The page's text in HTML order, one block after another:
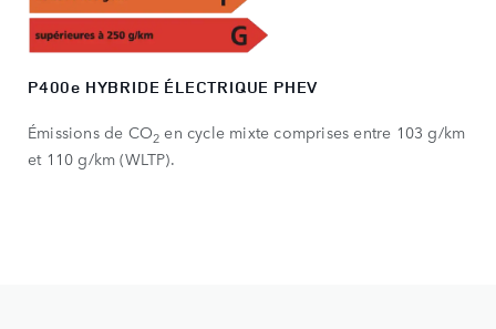
P400e HYBRIDE ÉLECTRIQUE PHEV
Émissions de CO2 en cycle mixte comprises entre 103 g/km
et 110 g/km (WLTP).